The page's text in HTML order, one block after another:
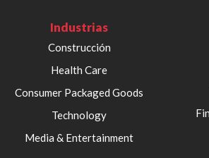
Industrias
Construcción
Health Care
Consumer Packaged Goods
Technology
Media & Entertainment